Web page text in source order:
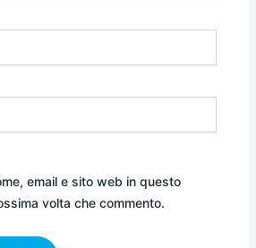
email e sito web in questo
volta che commento.